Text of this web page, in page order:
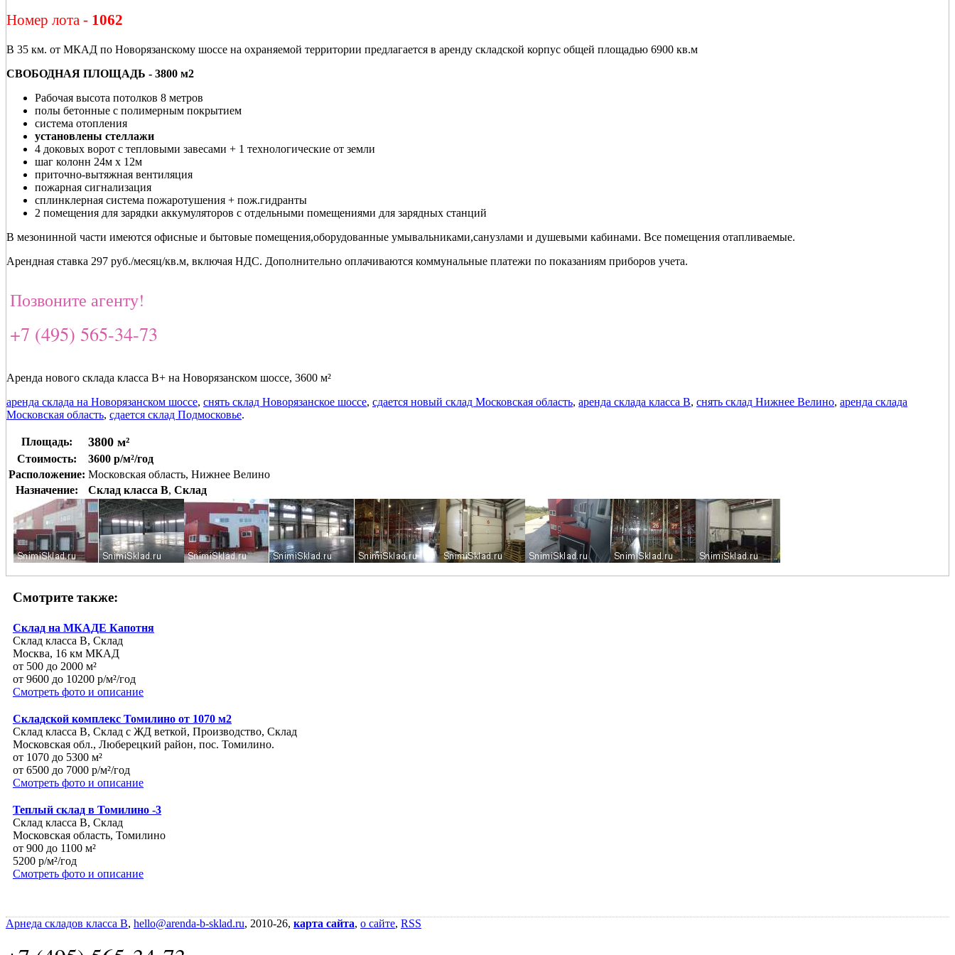
Номер лота - 1062
В 35 км. от МКАД по Новорязанскому шоссе на охраняемой территории предлагается в аренду складской корпус общей площадью 6900 кв.м
СВОБОДНАЯ ПЛОЩАДЬ - 3800 м2
Рабочая высота потолков 8 метров
полы бетонные с полимерным покрытием
система отопления
установлены стеллажи
4 доковых ворот с тепловыми завесами + 1 технологические от земли
шаг колонн 24м х 12м
приточно-вытяжная вентиляция
пожарная сигнализация
сплинклерная система пожаротушения + пож.гидранты
2 помещения для зарядки аккумуляторов с отдельными помещениями для зарядных станций
В мезонинной части имеются офисные и бытовые помещения,оборудованные умывальниками,санузлами и душевыми кабинами. Все помещения отапливаемые.
Арендная ставка 297 руб./месяц/кв.м, включая НДС. Дополнительно оплачиваются коммунальные платежи по показаниям приборов учета.
Позвоните агенту!
+7 (495) 565-34-73
Аренда нового склада класса В+ на Новорязанском шоссе, 3600 м²
аренда склада на Новорязанском шоссе, снять склад Новорязанское шоссе, сдается новый склад Московская область, аренда склада класса В, снять склад Нижнее Велино, аренда склада
Московская область, сдается склад Подмосковье.
Площадь: 3800 м²
Стоимость:
3600 р/м²/год
Расположение: Московская область, Нижнее Велино
Назначение:
Склад класса B, Склад
Смотрите также:
Склад на МКАДЕ Капотня
Склад класса B, Склад
Москва, 16 км МКАД
от 500 до 2000 м²
от 9600 до 10200 р/м²/год
Смотреть фото и описание
Складской комплекс Томилино от 1070 м2
Склад класса B, Склад с ЖД веткой, Производство, Склад
Московская обл., Люберецкий район, пос. Томилино.
от 1070 до 5300 м²
от 6500 до 7000 р/м²/год
Смотреть фото и описание
Теплый склад в Томилино -3
Склад класса B, Склад
Московская область, Томилино
от 900 до 1100 м²
5200 р/м²/год
Смотреть фото и описание
Арнеда складов класса B, hello@arenda-b-sklad.ru, 2010-26, карта сайта, о сайте, RSS